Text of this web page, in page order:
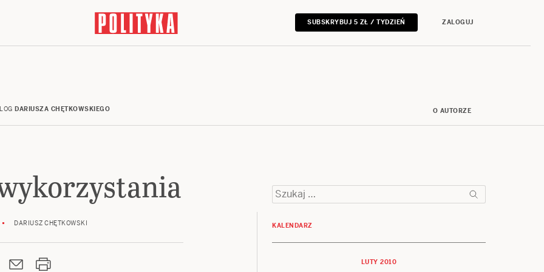
SUBSKRYBUJ 5 ZŁ / TYDZIEŃ ZALOGUJ
DARIUSZA CHĘTKOWSKIEGO O AUTORZE
DARIUSZ CHĘTKOWSKI
Szukaj:
KALENDARZ
LUTY 2010